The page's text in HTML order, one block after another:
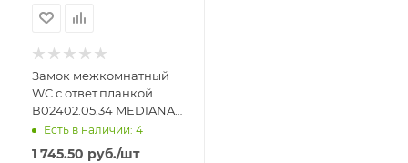
Замок межкомнатный
WC с ответ.планкой
В02402.05.34 MEDIANA
POLARIS
Есть в наличии: 4
1 745.50 руб./шт